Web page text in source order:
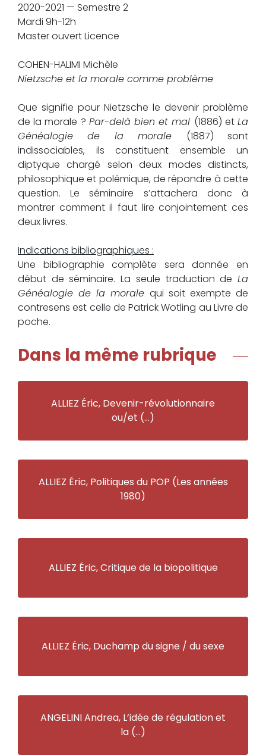
2020-2021 — Semestre 2
Mardi 9h-12h
Master ouvert Licence
COHEN-HALIMI Michèle
Nietzsche et la morale comme problème
Que signifie pour Nietzsche le devenir problème
de la morale ? Par-delà bien et mal (1886) etLa
Généalogie de la morale (1887) sont
indissociables, ils constituent ensemble un
diptyque chargé selon deux modes distincts,
philosophique et polémique, de répondre à cette
question. Le séminaire s’attachera donc à
montrer comment il faut lire conjointement ces
deux livres.
Indications bibliographiques :
Une bibliographie complète sera donnée en
début de séminaire. La seule traduction de La
Généalogie de la morale qui soit exempte de
contresens est celle de Patrick Wotling au Livre de
poche.
Dans la même rubrique
ALLIEZ Éric, Devenir-révolutionnaire
ou/et (…)
ALLIEZ Éric, Politiques du POP (Les années
1980)
ALLIEZ Éric, Critique de la biopolitique
ALLIEZ Éric, Duchamp du signe / du sexe
ANGELINI Andrea, L’idée de régulation et
la (…)